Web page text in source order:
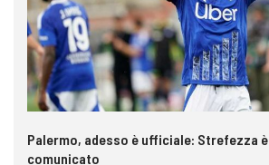
Palermo, adesso è ufficiale: Strefezza
comunicato